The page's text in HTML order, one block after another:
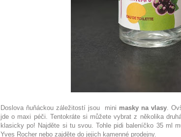
Doslova ňuňáckou záležitostí jsou mini masky na vlasy.
jde o maxi péči. Tentokráte si můžete vybrat z několika
klasicky po! Najděte si tu svou. Tohle pidi baleníčko 35 ml
Yves Rocher nebo zajděte do jejich kamenné prodejny.